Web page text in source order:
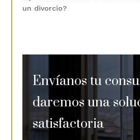
un divorcio?
Envíanos tu
daremos una
satisfactoria